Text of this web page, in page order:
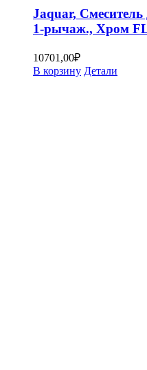
Jaquar,
1-рычаж., Хром
10701,00₽
В корзину Детали